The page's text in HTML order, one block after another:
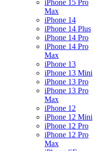
iPhone 15 Pro
Max
iPhone 14
iPhone 14 Plus
iPhone 14 Pro
iPhone 14 Pro
Max
iPhone 13
iPhone 13 Mini
iPhone 13 Pro
iPhone 13 Pro
Max
iPhone 12
iPhone 12 Mini
iPhone 12 Pro
iPhone 12 Pro
Max